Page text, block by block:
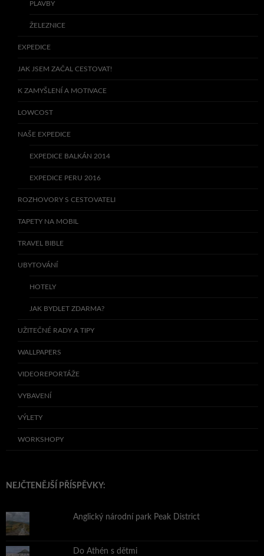
PLAVBY
ŽELEZNICE
EXPEDICE
JAK JSEM ZAČAL CESTOVAT!
K ZAMYŠLENÍ A MOTIVACE
LOWCOST
NAŠE EXPEDICE
EXPEDICE BALKÁN 2014
EXPEDICE PERU 2016
ROZHOVORY S CESTOVATELI
TAPETY NA MOBIL
TRAVEL BIBLE
UBYTOVÁNÍ
HOTELY
JAK BYDLET ZDARMA?
UŽITEČNÉ RADY A TIPY
WALLPAPERS
VIDEOREPORTÁŽE
VYBAVENÍ
VÝLETY
WORKSHOPY
NEJČTENĚJŠÍ PŘÍSPĚVKY:
Anglický národní park Peak District
Do Athén s dětmi